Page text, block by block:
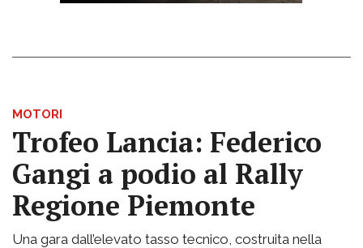
MOTORI
Trofeo Lancia: Federico
Gangi a podio al Rally
Regione Piemonte
Una gara dall’elevato tasso tecnico, costruita nella